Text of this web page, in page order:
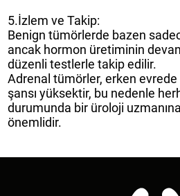
5.İzlem ve Takip:
Benign tümörlerde bazen
ancak hormon üretiminin
düzenli testlerle takip edilir.
Adrenal tümörler, erken
şansı yüksektir, bu nedenle
durumunda bir üroloji
önemlidir.